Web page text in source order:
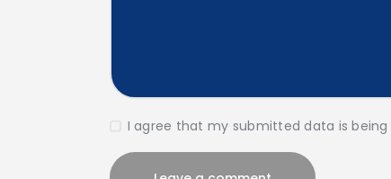
I agree that my submitted data is being